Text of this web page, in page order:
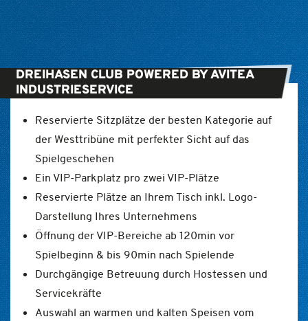
DREIHASEN CLUB POWERED BY AVITEA
INDUSTRIESERVICE
Reservierte Sitzplätze der besten Kategorie auf
der Westtribüne mit perfekter Sicht auf das
Spielgeschehen
Ein VIP-Parkplatz pro zwei VIP-Plätze
Reservierte Plätze an Ihrem Tisch inkl. Logo-
Darstellung Ihres Unternehmens
Öffnung der VIP-Bereiche ab 120min vor
Spielbeginn & bis 90min nach Spielende
Durchgängige Betreuung durch Hostessen und
Servicekräfte
Auswahl an warmen und kalten Speisen vom